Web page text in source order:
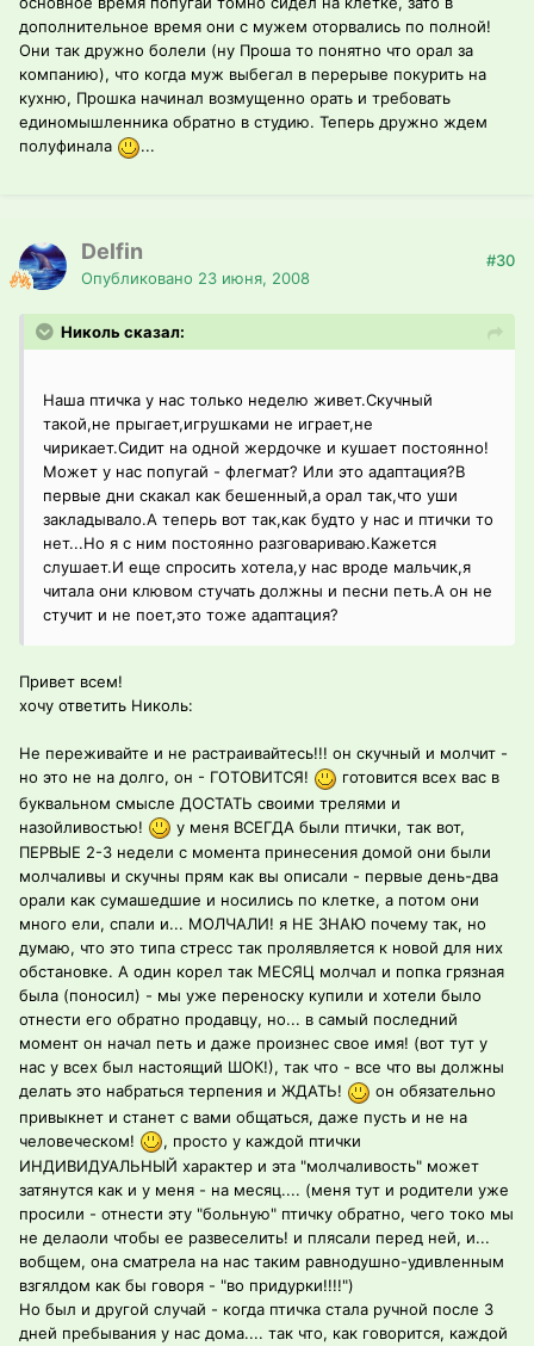
дополнительное время они с мужем оторвались по полной!
Они так дружно болели (ну Проша то понятно что орал за
компанию), что когда муж выбегал в перерыве покурить на
кухню, Прошка начинал возмущенно орать и требовать
единомышленника обратно в студию. Теперь дружно ждем
полуфинала
...
Delfin
Опубликовано 23 июня, 2008
#30
Николь сказал:
Наша птичка у нас только неделю живет.Скучный
такой,не прыгает,игрушками не играет,не
чирикает.Сидит на одной жердочке и кушает постоянно!
Может у нас попугай - флегмат? Или это адаптация?В
первые дни скакал как бешенный,а орал так,что уши
закладывало.А теперь вот так,как будто у нас и птички то
нет...Но я с ним постоянно разговариваю.Кажется
слушает.И еще спросить хотела,у нас вроде мальчик,я
читала они клювом стучать должны и песни петь.А он не
стучит и не поет,это тоже адаптация?
Привет всем!
хочу ответить Николь:
Не переживайте и не растраивайтесь!!! он скучный и молчит -
но это не на долго, он - ГОТОВИТСЯ!
готовится всех вас в
буквальном смысле ДОСТАТЬ своими трелями и
назойливостью!
у меня ВСЕГДА были птички, так вот,
ПЕРВЫЕ 2-3 недели с момента принесения домой они были
молчаливы и скучны прям как вы описали - первые день-два
орали как сумашедшие и носились по клетке, а потом они
много ели, спали и... МОЛЧАЛИ! я НЕ ЗНАЮ почему так, но
думаю, что это типа стресс так пролявляется к новой для них
обстановке. А один корел так МЕСЯЦ молчал и попка грязная
была (поносил) - мы уже переноску купили и хотели было
отнести его обратно продавцу, но... в самый последний
момент он начал петь и даже произнес свое имя! (вот тут у
нас у всех был настоящий ШОК!), так что - все что вы должны
делать это набраться терпения и ЖДАТЬ!
он обязательно
привыкнет и станет с вами общаться, даже пусть и не на
человеческом!
, просто у каждой птички
ИНДИВИДУАЛЬНЫЙ характер и эта "молчаливость" может
затянутся как и у меня - на месяц.... (меня тут и родители уже
просили - отнести эту "больную" птичку обратно, чего токо мы
не делаоли чтобы ее развеселить! и плясали перед ней, и...
вобщем, она сматрела на нас таким равнодушно-удивленным
взгялдом как бы говоря - "во придурки!!!!")
Но был и другой случай - когда птичка стала ручной после 3
дней пребывания у нас дома.... так что, как говорится, каждой